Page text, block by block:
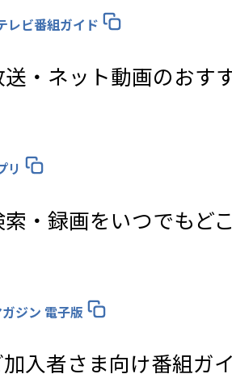
レビ番組ガイド
・ネット動画のおす
リ
・録画をいつでもど
ジン 電子版
加入者さま向け番組ガ